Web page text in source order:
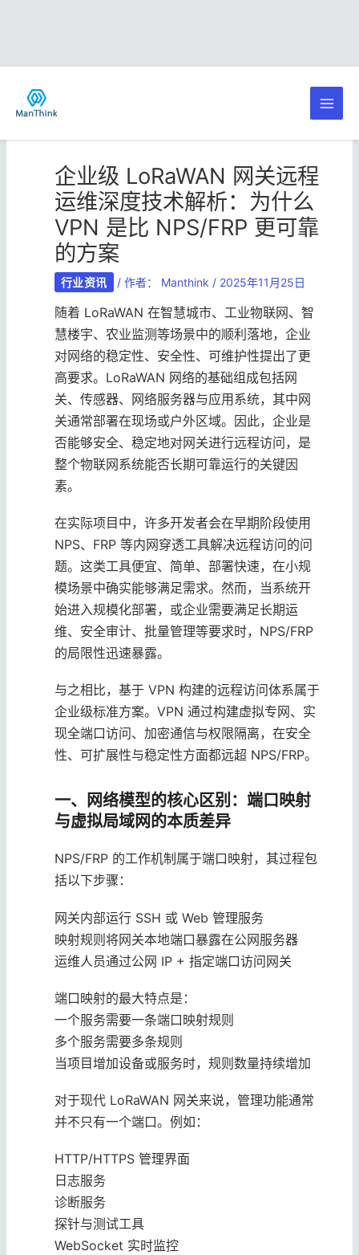
企业级 LoRaWAN 网关远程
运维深度技术解析：为什么
VPN 是比 NPS/FRP 更可靠
的方案
行业资讯 / 作者： Manthink / 2025年11月25日
随着 LoRaWAN 在智慧城市、工业物联网、智
慧楼宇、农业监测等场景中的顺利落地，企业
对网络的稳定性、安全性、可维护性提出了更
高要求。LoRaWAN 网络的基础组成包括网
关、传感器、网络服务器与应用系统，其中网
关通常部署在现场或户外区域。因此，企业是
否能够安全、稳定地对网关进行远程访问，是
整个物联网系统能否长期可靠运行的关键因
素。
在实际项目中，许多开发者会在早期阶段使用
NPS、FRP 等内网穿透工具解决远程访问的问
题。这类工具便宜、简单、部署快速，在小规
模场景中确实能够满足需求。然而，当系统开
始进入规模化部署，或企业需要满足长期运
维、安全审计、批量管理等要求时，NPS/FRP
的局限性迅速暴露。
与之相比，基于 VPN 构建的远程访问体系属于
企业级标准方案。VPN 通过构建虚拟专网、实
现全端口访问、加密通信与权限隔离，在安全
性、可扩展性与稳定性方面都远超 NPS/FRP。
一、网络模型的核心区别：端口映射
与虚拟局域网的本质差异
NPS/FRP 的工作机制属于端口映射，其过程包
括以下步骤：
网关内部运行 SSH 或 Web 管理服务
映射规则将网关本地端口暴露在公网服务器
运维人员通过公网 IP + 指定端口访问网关
端口映射的最大特点是：
一个服务需要一条端口映射规则
多个服务需要多条规则
当项目增加设备或服务时，规则数量持续增加
对于现代 LoRaWAN 网关来说，管理功能通常
并不只有一个端口。例如：
HTTP/HTTPS 管理界面
日志服务
诊断服务
探针与测试工具
WebSocket 实时监控
navigation